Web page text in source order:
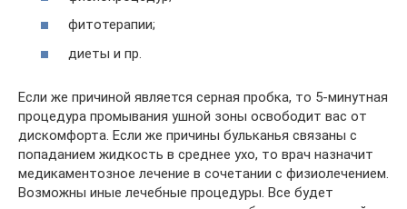
фитотерапии;
диеты и пр.
Если же причиной является серная пробка, то 5-минутная
процедура промывания ушной зоны освободит вас от
дискомфорта. Если же причины бульканья связаны с
попаданием жидкость в среднее ухо, то врач назначит
медикаментозное лечение в сочетании с физиолечением.
Возможны иные лечебные процедуры. Все будет